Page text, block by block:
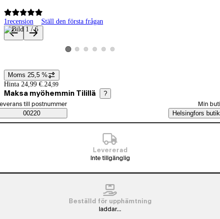
1recension Ställ den första frågan
Produktbilder och videor
Visa produktbild 1
Visa produktbild 2
Visa produktbild 3
Visa produktbild 4
Visa produktbild 5
Visa produktbild 6
Prisinformation
Moms 25,5 %
Hinta 24,99 €. 24,99
Maksa myöhemmin Tilillä ?
Saatavuustiedot
beställningssätt
till postnummer
00220
Min
Helsingfors butik
Levererad
Inte tillgänglig
Beställd för upphämtning
laddar...